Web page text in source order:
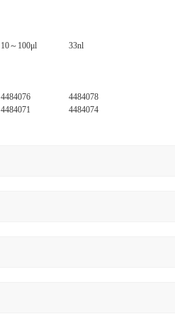
10～100μl
33nl
4484076
4484078
4484071 4484074